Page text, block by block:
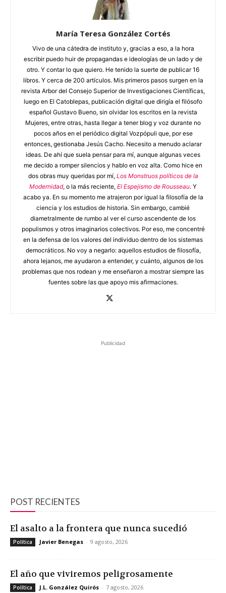
María Teresa González Cortés
Vivo de una cátedra de instituto y, gracias a eso, a la hora
escribir puedo huir de propagandas e ideologías de un lado y de
otro. Y contar lo que quiero. He tenido la suerte de publicar 16
libros. Y cerca de 200 artículos. Mis primeros pasos surgen en la
revista Arbor del Consejo Superior de Investigaciones Científicas,
luego en El Catoblepas, publicación digital que dirigía el filósofo
español Gustavo Bueno, sin olvidar los escritos en la revista
Mujeres, entre otras, hasta llegar a tener blog y voz durante no
pocos años en el periódico digital Vozpópuli que, por ese
entonces, gestionaba Jesús Cacho. Necesito a menudo aclarar
ideas. De ahí que suela pensar para mí, aunque algunas veces
me decido a romper silencios y hablo en voz alta. Como hice en
dos obras muy queridas por mí, Los Monstruos políticos de la
Modernidad, o la más reciente, El Espejismo de Rousseau. Y
acabo ya. En su momento me atrajeron por igual la filosofía de la
ciencia y los estudios de historia. Sin embargo, cambié
diametralmente de rumbo al ver el curso ascendente de los
populismos y otros imaginarios colectivos. Por eso, me concentré
en la defensa de los valores del individuo dentro de los sistemas
democráticos. No voy a negarlo: aquellos estudios de filosofía,
ahora lejanos, me ayudaron a entender, y cuánto, algunos de los
problemas que nos rodean y me enseñaron a mostrar siempre las
fuentes sobre las que apoyo mis afirmaciones.
Publicidad
POST RECIENTES
El asalto a la frontera que nunca sucedió
Política Javier Benegas - 9 agosto, 2026
El año que viviremos peligrosamente
Política J.L. González Quirós - 7 agosto, 2026